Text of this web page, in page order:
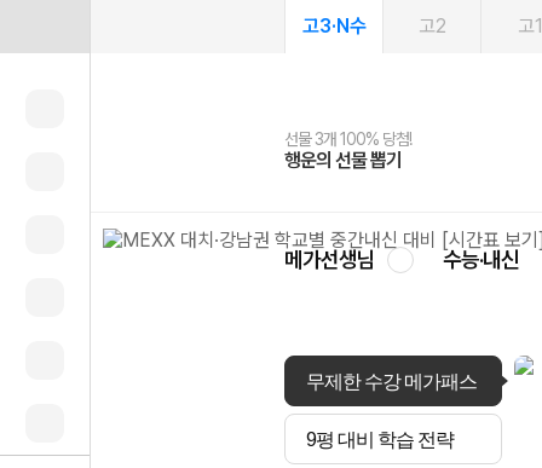
고3·N수 고2 고1
선물 3개 100% 당첨!
행운의 선물 뽑기
선물 100% 증정!
메가스터디 X 올리브
여름방학 스터디 캐시백
메가런 썸머스쿨
2027 러셀 단과
강사 공개선발
스마트러닝앱
설문 EVENT
메가패스
3일 무료 체험권
메가패스 수강생 무료혜택!
메가클럽 멤버십
사회공헌 캠페인
희망이룸 메가나눔
메가선생님 수능·내신
무제한 수강 메가패스
9평 대비 학습 전략